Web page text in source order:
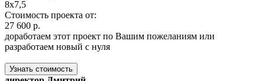
8x7,5
Стоимость проекта от:
27 600 р.
доработаем этот проект по Вашим пожеланиям или
разработаем новый с нуля
Узнать стоимость